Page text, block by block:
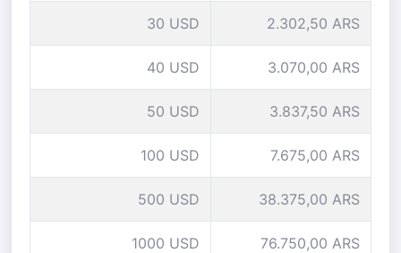
30 USD 2.302,50 ARS
40 USD 3.070,00 ARS
50 USD 3.837,50 ARS
100 USD 7.675,00 ARS
500 USD 38.375,00 ARS
1000 USD 76.750,00 ARS